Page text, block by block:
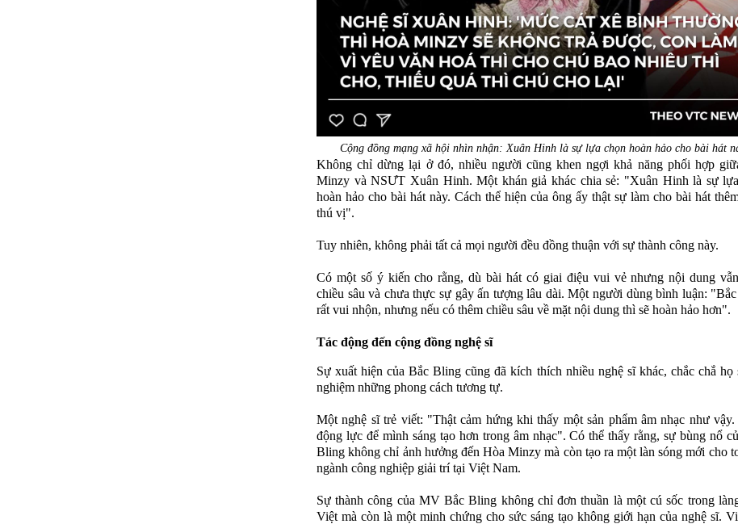
Cộng đồng mạng xã hội nhìn nhận: Xuân Hinh là sự lựa chọn hoàn hảo cho bài hát
Không chỉ dừng lại ở đó, nhiều người cũng khen ngợi khả năng phối hợp
Minzy và NSƯT Xuân Hinh. Một khán giả khác chia sẻ: "Xuân Hinh là sự
hoàn hảo cho bài hát này. Cách thể hiện của ông ấy thật sự làm cho bài hát
thú vị".
Tuy nhiên, không phải tất cả mọi người đều đồng thuận với sự thành công này.
Có một số ý kiến cho rằng, dù bài hát có giai điệu vui vẻ nhưng nội dung
chiều sâu và chưa thực sự gây ấn tượng lâu dài. Một người dùng bình luận:
rất vui nhộn, nhưng nếu có thêm chiều sâu về mặt nội dung thì sẽ hoàn hảo hơn".
Tác động đến cộng đồng nghệ sĩ
Sự xuất hiện của Bắc Bling cũng đã kích thích nhiều nghệ sĩ khác, chắc chắ họ
nghiệm những phong cách tương tự.
Một nghệ sĩ trẻ viết: "Thật cảm hứng khi thấy một sản phẩm âm nhạc như
động lực để mình sáng tạo hơn trong âm nhạc". Có thể thấy rằng, sự bùng nổ
Bling không chỉ ảnh hưởng đến Hòa Minzy mà còn tạo ra một làn sóng mới cho
ngành công nghiệp giải trí tại Việt Nam.
Sự thành công của MV Bắc Bling không chỉ đơn thuần là một cú sốc trong
Việt mà còn là một minh chứng cho sức sáng tạo không giới hạn của nghệ sĩ.